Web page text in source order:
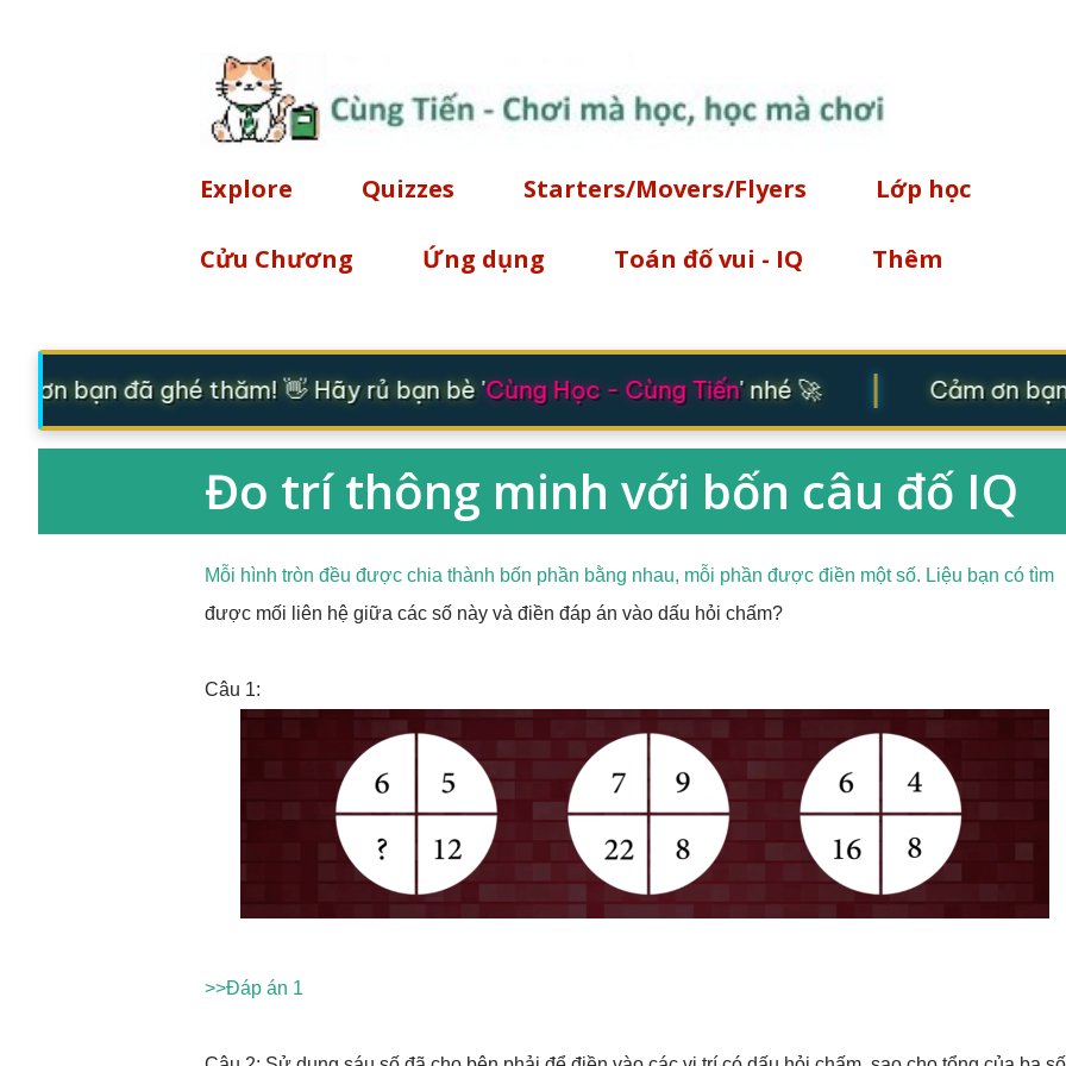
Explore Quizzes Starters/Movers/Flyers Lớp học
Cửu Chương Ứng dụng Toán đố vui - IQ Thêm
ơn bạn đã ghé thăm! 👋 Hãy rủ bạn bè 'Cùng Học - Cùng Tiến' nhé 🚀 Cảm ơn
Đo trí thông minh với bốn câu đố IQ
Mỗi hình tròn đều được chia thành bốn phần bằng nhau, mỗi phần được điền một số. Liệu bạn có tìm
được mối liên hệ giữa các số này và điền đáp án vào dấu hỏi chấm?
Câu 1:
>>Đáp án 1